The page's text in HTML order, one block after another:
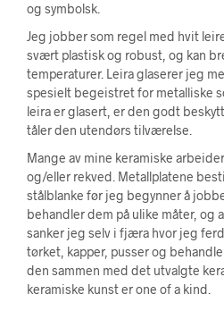
og symbolsk.
Jeg jobber som regel med hvit
svært plastisk og robust, og kan
temperaturer. Leira glaserer jeg
spesielt begeistret for metalliske
leira er glasert, er den godt
tåler den utendørs tilværelse.
Mange av mine keramiske
og/eller rekved. Metallplatene
stålblanke før jeg begynner å
behandler dem på ulike måter, og
sanker jeg selv i fjæra hvor jeg
tørket, kapper, pusser og
den sammen med det utvalgte
keramiske kunst er one of a kind.